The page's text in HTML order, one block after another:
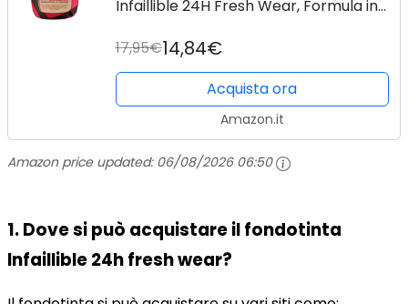
Infaillible 24H Fresh Wear, Formula in
Waterproof, Copre come Fondotinta
e Opacizza...
17,95€14,84€
Acquista ora
Amazon.it
Amazon price updated: 06/08/2026 06:50
1.Dove si può acquistare il fondotinta
Infaillible 24h fresh wear?